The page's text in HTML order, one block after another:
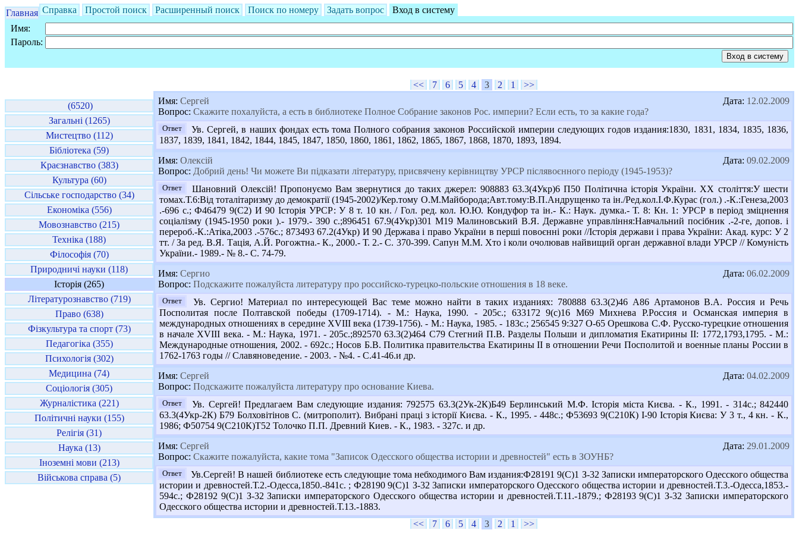
Главная Справка Простой поиск Расширенный поиск Поиск по номеру Задать вопрос
Вход в систему
Имя:
Пароль:
(6520)
Загальні (1265)
Мистецтво (112)
Бібліотека (59)
Краєзнавство (383)
Культура (60)
Сільське господарство (34)
Економіка (556)
Мовознавство (215)
Техніка (188)
Філософія (70)
Природничі науки (118)
Історія (265)
Літературознавство (719)
Право (638)
Фізкультура та спорт (73)
Педагогіка (355)
Психологія (302)
Медицина (74)
Соціологія (305)
Журналістика (221)
Політичні науки (155)
Релігія (31)
Наука (13)
Іноземні мови (213)
Військова справа (5)
<< 7 6 5 4 3 2 1
>>
Дата: 12.02.2009
Имя: Сергей
Вопрос: Скажите похалуйста, а есть в библиотеке Полное Собрание законов Рос. империи? Если есть, то за какие года?
Ответ
Ув. Сергей, в наших фондах есть тома Полного собрания законов Российской империи следующих годов издания:1830, 1831, 1834, 1835, 1836,
1837, 1839, 1841, 1842, 1844, 1845, 1847, 1850, 1860, 1861, 1862, 1865, 1867, 1868, 1870, 1893, 1894.
Дата: 09.02.2009
Имя: Олексій
Вопрос: Добрий день! Чи можете Ви підказати літературу, присвячену керівництву УРСР післявоєнного періоду (1945-1953)?
Ответ
Шановний Олексій! Пропонуємо Вам звернутися до таких джерел: 908883 63.3(4Укр)6 П50 Політична історія України. ХХ століття:У шести
томах.Т.6:Від тоталітаризму до демократії (1945-2002)/Кер.тому О.М.Майборода;Авт.тому:В.П.Андрущенко та ін./Ред.кол.І.Ф.Курас (гол.) .-К.:Генеза,2003
.-696 с.; Ф46479 9(С2) И 90 Історія УРСР: У 8 т. 10 кн. / Гол. ред. кол. Ю.Ю. Кондуфор та ін.- К.: Наук. думка.- Т. 8: Кн. 1: УРСР в період зміцнення
соціалізму (1945-1950 роки ).- 1979.- 390 с.;896451 67.9(4Укр)301 М19 Малиновський В.Я. Державне управління:Навчальний посібник .-2-ге, допов. і
перероб.-К.:Атіка,2003 .-576с.; 873493 67.2(4Укр) И 90 Держава і право України в перші повоєнні роки //Історія держави і права України: Акад. курс: У 2
тт. / За ред. В.Я. Тація, А.Й. Рогожтна.- К., 2000.- Т. 2.- С. 370-399. Сапун М.М. Хто і коли очолював найвищий орган державної влади УРСР // Комуність
України.- 1989.- № 8.- С. 74-79.
Дата: 06.02.2009
Имя: Сергио
Вопрос: Подскажите пожалуйста литературу про российско-турецко-польские отношения в 18 веке.
Ответ
Ув. Сергио! Материал по интересующей Вас теме можно найти в таких изданиях: 780888 63.3(2)46 А86 Артамонов В.А. Россия и Речь
Посполитая после Полтавской победы (1709-1714). - М.: Наука, 1990. - 205с.; 633172 9(с)16 М69 Михнева Р.Россия и Османская империя в
международных отношениях в середине XVIII века (1739-1756). - М.: Наука, 1985. - 183с.; 256545 9:327 О-65 Орешкова С.Ф. Русско-турецкие отношения
в начале XVIII века. - М.: Наука, 1971. - 205с.;892570 63.3(2)464 С79 Стегний П.В. Разделы Польши и дипломатия Екатирины II: 1772,1793,1795. - М.:
Международные отношения, 2002. - 692с.; Носов Б.В. Политика правительства Екатирины II в отношении Речи Посполитой и военные планы России в
1762-1763 годы // Славяноведение. - 2003. - №4. - С.41-46.и др.
Дата: 04.02.2009
Имя: Сергей
Вопрос: Подскажите пожалуйста литературу про основание Киева.
Ответ
Ув. Сергей! Предлагаем Вам следующие издания: 792575 63.3(2Ук-2К)Б49 Берлинський М.Ф. Історія міста Києва. - К., 1991. - 314с.; 842440
63.3(4Укр-2К) Б79 Болховітінов С. (митрополит). Вибрані праці з історії Києва. - К., 1995. - 448с.; Ф53693 9(С210К) І-90 Історія Києва: У 3 т., 4 кн. - К.,
1986; Ф50754 9(С210К)Т52 Толочко П.П. Древний Киев. - К., 1983. - 327с. и др.
Дата: 29.01.2009
Имя: Сергей
Вопрос: Скажите пожалуйста, какие тома "Записок Одесского общества истории и древностей" есть в ЗОУНБ?
Ответ
Ув.Сергей! В нашей библиотеке есть следующие тома небходимого Вам издания:Ф28191 9(С)1 З-32 Записки императорского Одесского общества
истории и древностей.Т.2.-Одесса,1850.-841с. ; Ф28190 9(С)1 З-32 Записки императорского Одесского общества истории и древностей.Т.3.-Одесса,1853.-
594с.; Ф28192 9(С)1 З-32 Записки императорского Одесского общества истории и древностей.Т.11.-1879.; Ф28193 9(С)1 З-32 Записки императорского
Одесского общества истории и древностей.Т.13.-1883.
<<
7 6 5 4 3 2 1 >>